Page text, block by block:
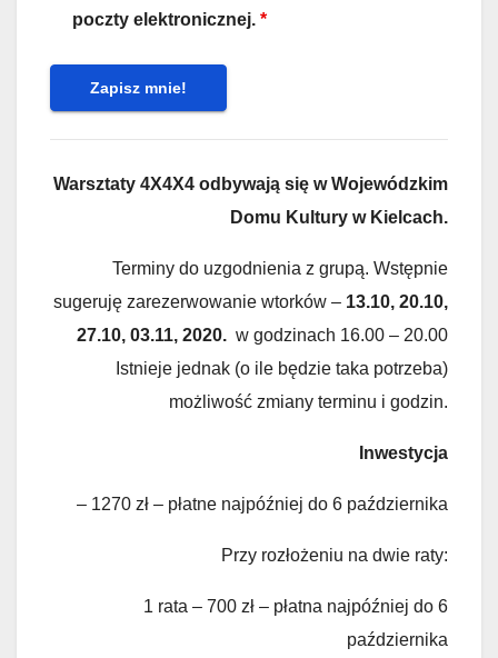
poczty elektronicznej.*
Warsztaty 4X4X4 odbywają się w Wojewódzkim
Domu Kultury w Kielcach.
Terminy do uzgodnienia z grupą. Wstępnie
sugeruję zarezerwowanie wtorków – 13.10, 20.10,
27.10, 03.11, 2020. w godzinach 16.00 – 20.00
Istnieje jednak (o ile będzie taka potrzeba)
możliwość zmiany terminu i godzin.
Inwestycja
– 1270 zł – płatne najpóźniej do 6 października
Przy rozłożeniu na dwie raty:
1 rata – 700 zł – płatna najpóźniej do 6
października